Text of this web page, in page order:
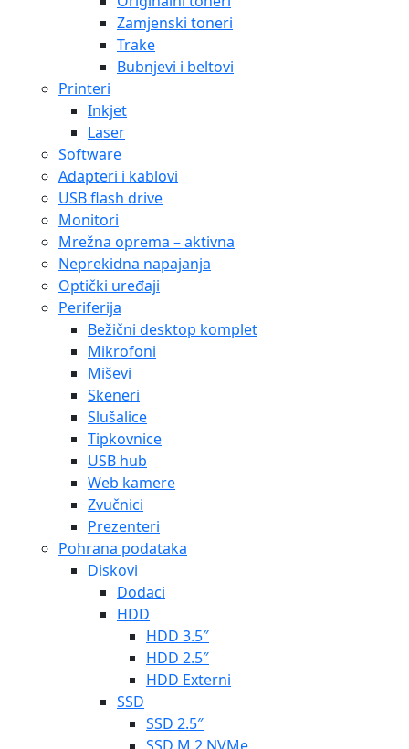
Zamjenski toneri
Trake
Bubnjevi i beltovi
Printeri
Inkjet
Laser
Software
Adapteri i kablovi
USB flash drive
Monitori
Mrežna oprema – aktivna
Neprekidna napajanja
Optički uređaji
Periferija
Bežični desktop komplet
Mikrofoni
Miševi
Skeneri
Slušalice
Tipkovnice
USB hub
Web kamere
Zvučnici
Prezenteri
Pohrana podataka
Diskovi
Dodaci
HDD
HDD 3.5″
HDD 2.5″
HDD Externi
SSD
SSD 2.5″